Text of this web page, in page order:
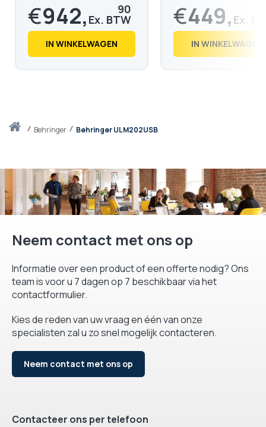
Thuisbehringer Behringer ULM202USB
€942, 90
€ 1.140,
IN WINKELWAGEN
€449,
€ 544,
IN WINKELWAGEN
Neem contact met ons op
Informatie over een product of een offerte nodig? Ons
team is voor u 7 dagen op 7 beschikbaar via het
contactformulier.
Kies de reden van uw vraag en één van onze
specialisten zal u zo snel mogelijk contacteren.
Neem contact met ons op
Contacteer ons per telefoon